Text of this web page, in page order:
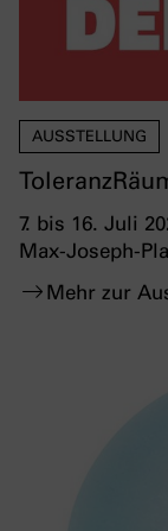
AUSSTELLUNG
7. bis 16. Juli
Max-Joseph-
Mehr zur